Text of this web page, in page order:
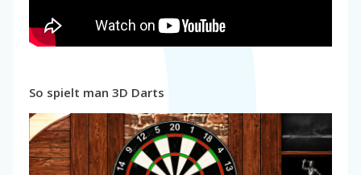
So spielt man 3D Darts